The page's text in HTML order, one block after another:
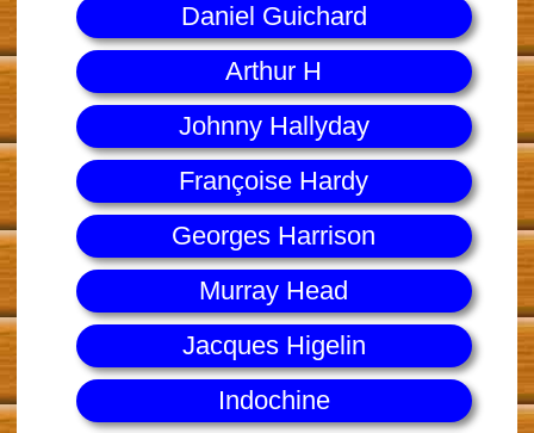
Daniel Guichard
Arthur H
Johnny Hallyday
Françoise Hardy
Georges Harrison
Murray Head
Jacques Higelin
Indochine